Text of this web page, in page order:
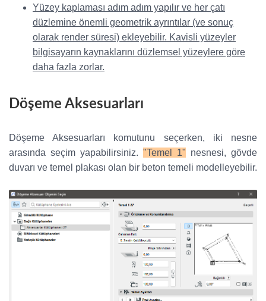
Yüzey kaplaması adım adım yapılır ve her çatı
düzlemine önemli geometrik ayrıntılar (ve sonuç
olarak render süresi) ekleyebilir. Kavisli yüzeyler
bilgisayarın kaynaklarını düzlemsel yüzeylere göre
daha fazla zorlar.
Döşeme Aksesuarları
Döşeme Aksesuarları komutunu seçerken, iki nesne
arasında seçim yapabilirsiniz. "Temel 1" nesnesi, gövde
duvarı ve temel plakası olan bir beton temeli modelleyebilir.